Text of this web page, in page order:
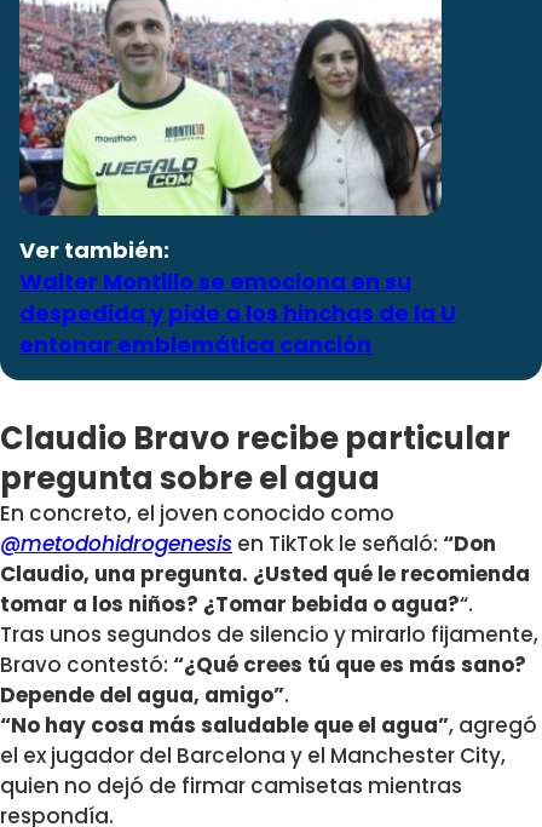
Ver también:
Walter Montillo se emociona en su
despedida y pide a los hinchas de la U
entonar emblemática canción
Claudio Bravo recibe particular
pregunta sobre el agua
En concreto, el joven conocido como
@metodohidrogenesis en TikTok le señaló: “Don
Claudio, una pregunta. ¿Usted qué le recomienda
tomar a los niños? ¿Tomar bebida o agua?“.
Tras unos segundos de silencio y mirarlo fijamente,
Bravo contestó: “¿Qué crees tú que es más sano?
Depende del agua, amigo”.
“No hay cosa más saludable que el agua”, agregó
el ex jugador del Barcelona y el Manchester City,
quien no dejó de firmar camisetas mientras
respondía.